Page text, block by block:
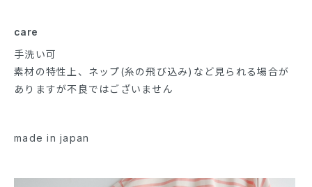
care
手洗い可
素材の特性上、ネップ(糸の飛び込み)など見られる場合が
ありますが不良ではございません
made in japan